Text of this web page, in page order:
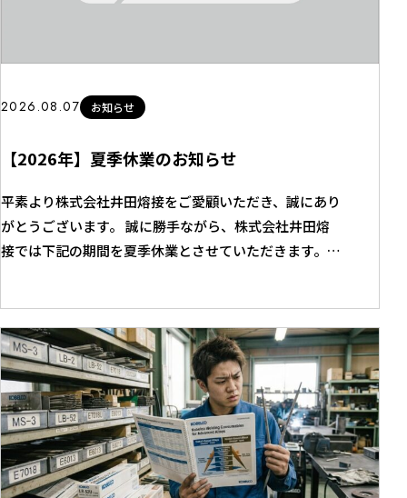
2026.08.07 お知らせ
【2026年】夏季休業のお知らせ
平素より株式会社井田熔接をご愛顧いただき、誠にあり
がとうございます。 誠に勝手ながら、株式会社井田熔
接では下記の期間を夏季休業とさせていただきます。
します。 休業期間中にいただきましたお問い合わせに
つきましては、営業開始日以降、順次対応させていただ
きます...